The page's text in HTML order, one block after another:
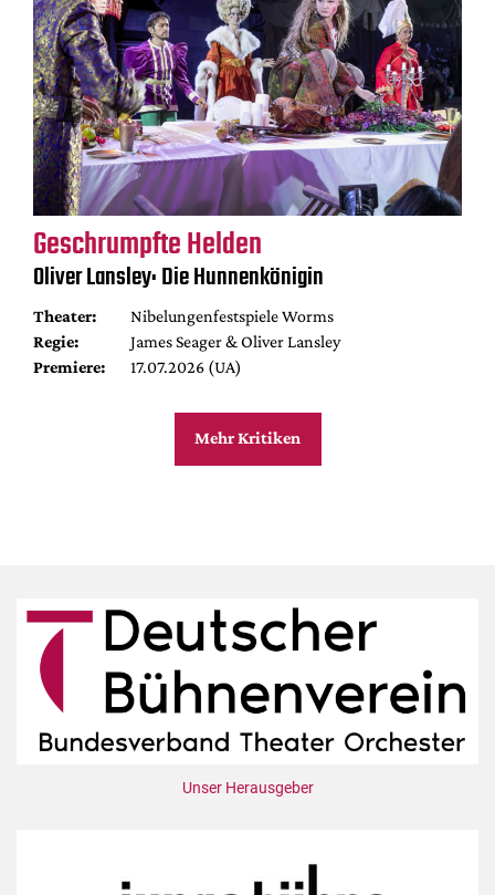
Geschrumpfte Helden
Oliver Lansley: Die Hunnenkönigin
Theater:
Nibelungenfestspiele Worms
Regie:
James Seager & Oliver Lansley
Premiere:
17.07.2026 (UA)
Mehr Kritiken
Unser Herausgeber